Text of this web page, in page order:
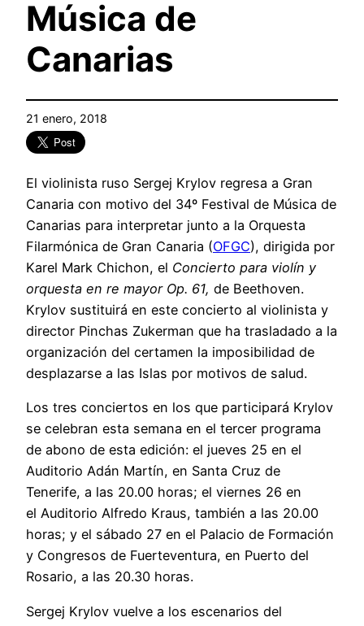
Música de
Canarias
21 enero, 2018
El violinista ruso Sergej Krylov regresa a Gran
Canaria con motivo del 34º Festival de Música de
Canarias para interpretar junto a la Orquesta
Filarmónica de Gran Canaria (OFGC), dirigida por
Karel Mark Chichon, el Concierto para violín y
orquesta en re mayor Op. 61, de Beethoven.
Krylov sustituirá en este concierto al violinista y
director Pinchas Zukerman que ha trasladado a la
organización del certamen la imposibilidad de
desplazarse a las Islas por motivos de salud.
Los tres conciertos en los que participará Krylov
se celebran esta semana en el tercer programa
de abono de esta edición: el jueves 25 en el
Auditorio Adán Martín, en Santa Cruz de
Tenerife, a las 20.00 horas; el viernes 26 en
el Auditorio Alfredo Kraus, también a las 20.00
horas; y el sábado 27 en el Palacio de Formación
y Congresos de Fuerteventura, en Puerto del
Rosario, a las 20.30 horas.
Sergej Krylov vuelve a los escenarios del